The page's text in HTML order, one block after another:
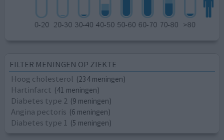
FILTER MENINGEN OP ZIEKTE
Hoog cholesterol (234 meningen)
Hartinfarct (41 meningen)
Diabetes type 2 (9 meningen)
Angina pectoris (6 meningen)
Diabetes type 1 (5 meningen)